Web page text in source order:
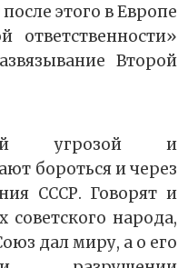
этого в Европе
Второй
угрозой и
бороться и через
СССР. Говорят и
народа,
дал миру, а о его